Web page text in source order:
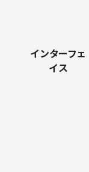
インターフェ
イス